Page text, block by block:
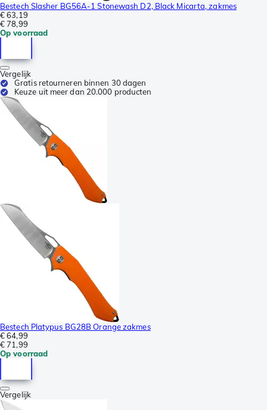
Bestech Slasher BG56A-1 Stonewash D2, Black Micarta, zakmes
€ 63,19
€ 78,99
Op voorraad
Vergelijk
Gratis retourneren binnen 30 dagen
Keuze uit meer dan 20.000 producten
Bestech Platypus BG28B Orange zakmes
€ 64,99
€ 71,99
Op voorraad
Vergelijk